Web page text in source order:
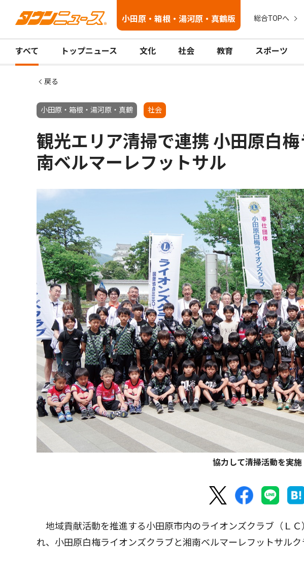
小田原・箱根・湯河原・真鶴版 総合TOPへ
すべて トップニュース 文化 社会 教育 スポーツ
戻る
小田原・箱根・湯河原・真鶴 社会
観光エリア清掃で連携 小田原白
南ベルマーレフットサル
協力して清掃活動を実施
地域貢献活動を推進する小田原市内のライオンズクラブ（Ｌ
れ、小田原白梅ライオンズクラブと湘南ベルマーレフットサルク